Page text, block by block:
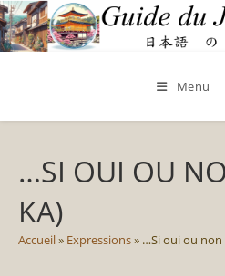
Skip
to
content
Menu
…SI OUI OU
KA)
Accueil» Expressions» …Si oui ou non